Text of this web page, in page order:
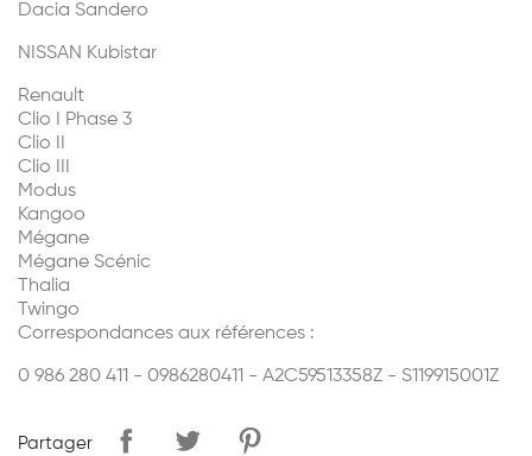
Dacia Sandero
NISSAN Kubistar
Renault
Clio I Phase 3
Clio II
Clio III
Modus
Kangoo
Mégane
Mégane Scénic
Thalia
Twingo
Correspondances aux références :
0 986 280 411 - 0986280411 - A2C59513358Z - S119915001Z
Partager